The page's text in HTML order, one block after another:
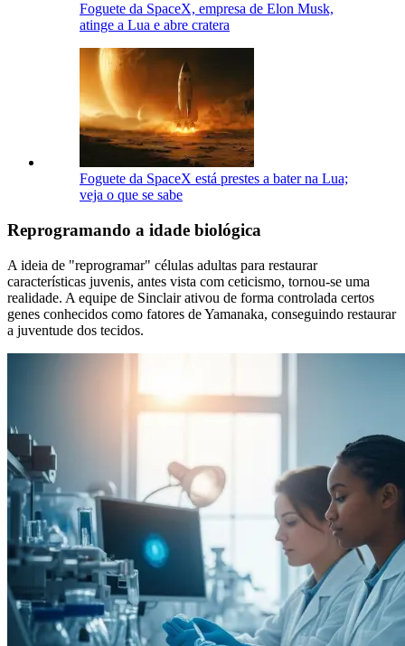
Foguete da SpaceX, empresa de Elon Musk,
atinge a Lua e abre cratera
Foguete da SpaceX está prestes a bater na Lua;
veja o que se sabe
Reprogramando a idade biológica
A ideia de "reprogramar" células adultas para restaurar
características juvenis, antes vista com ceticismo, tornou-se uma
realidade. A equipe de Sinclair ativou de forma controlada certos
genes conhecidos como fatores de Yamanaka, conseguindo restaurar
a juventude dos tecidos.